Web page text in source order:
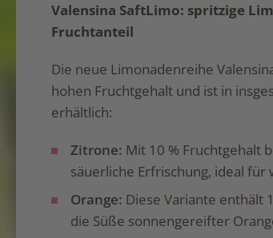
Valensina SaftLimo: spritzige
Fruchtanteil
Die neue Limonadenreihe
hohen Fruchtgehalt und ist in
erhältlich:
Zitrone: Mit 10 % Fruchtgehalt
säuerliche Erfrischung, ideal für
Orange: Diese Variante enthält
die Süße sonnengereifter